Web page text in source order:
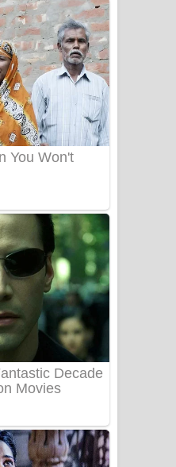
පද පෙළ
Song Lyrics - ආදරේ
පද පෙළ
Lyrics - උණුහුම
Lyrics - කටකාර ගීතයේ
Song Lyrics - තරු
පද පෙළ
Song Lyrics - ඔව් මං
පෙළ
Song Lyrics
Song Lyrics - ආයේ
පෙළ